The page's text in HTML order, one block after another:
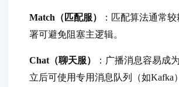
Match（匹配服）
：匹配算法通常
署可避免阻塞主逻辑。
Chat（聊天服）
：广播消息容易成
立后可使用专用消息队列（如Kafka